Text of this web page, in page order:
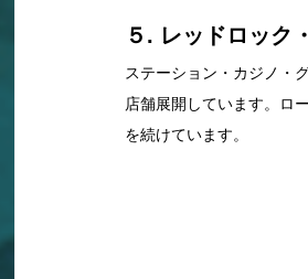
５. レッドロック
ステーション・カジノ・
店舗展開しています。ロ
を続けています。